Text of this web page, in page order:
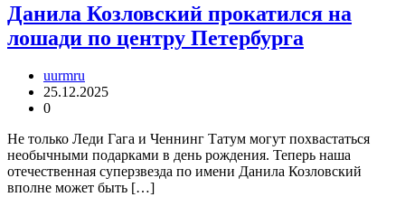
Данила Козловский прокатился на
лошади по центру Петербурга
uurmru
25.12.2025
0
Не только Леди Гага и Ченнинг Татум могут похвастаться
необычными подарками в день рождения. Теперь наша
отечественная суперзвезда по имени Данила Козловский
вполне может быть […]